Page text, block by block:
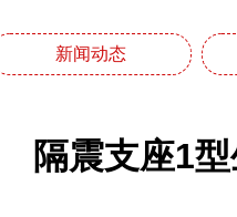
新闻动态
隔震支座1